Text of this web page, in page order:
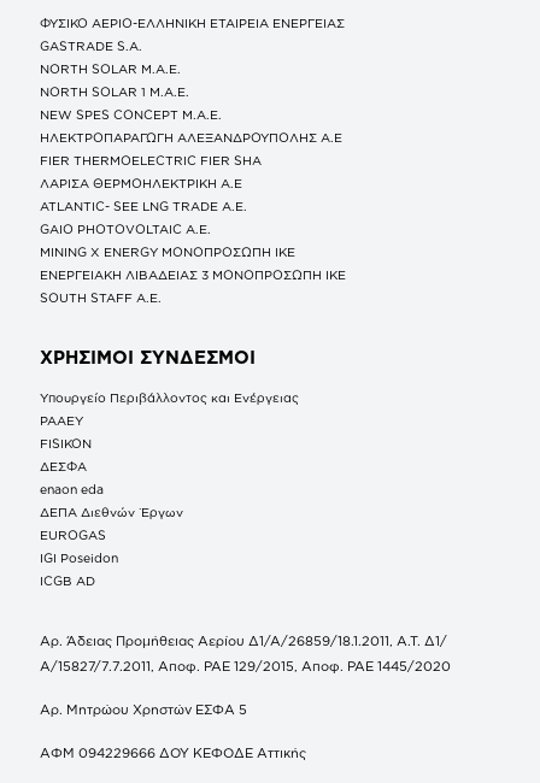
ΦΥΣΙΚΟ ΑΕΡΙΟ-ΕΛΛΗΝΙΚΗ ΕΤΑΙΡΕΙΑ ΕΝΕΡΓΕΙΑΣ
GASTRADE S.A.
NORTH SOLAR M.Α.Ε.
NORTH SOLAR 1 M.Α.Ε.
NEW SPES CONCEPT Μ.Α.Ε.
ΗΛΕΚΤΡΟΠΑΡΑΓΩΓΗ ΑΛΕΞΑΝΔΡΟΥΠΟΛΗΣ A.E
FIER THERMOELECTRIC FIER SHA
ΛΑΡΙΣΑ ΘΕΡΜΟΗΛΕΚΤΡΙΚΗ A.E
ATLANTIC- SEE LNG TRADE A.E.
GAIO PHOTOVOLTAIC Α.Ε.
MINING X ENERGY ΜΟΝΟΠΡΟΣΩΠΗ ΙΚΕ
ΕΝΕΡΓΕΙΑΚΗ ΛΙΒΑΔΕΙΑΣ 3 ΜΟΝΟΠΡΟΣΩΠΗ ΙΚΕ
SOUTH STAFF Α.Ε.
ΧΡΗΣΙΜΟΙ ΣΥΝΔΕΣΜΟΙ
Υπουργείο Περιβάλλοντος και Ενέργειας
ΡΑΑΕΥ
FISIKON
ΔΕΣΦΑ
enaon eda
ΔΕΠΑ Διεθνών Έργων
EUROGAS
IGI Poseidon
ICGB AD
Αρ. Άδειας Προμήθειας Αερίου Δ1/Α/26859/18.1.2011, Α.Τ. Δ1/
Α/15827/7.7.2011, Αποφ. ΡΑΕ 129/2015, Αποφ. ΡΑΕ 1445/2020
Αρ. Μητρώου Χρηστών ΕΣΦΑ 5
ΑΦΜ 094229666 ΔΟΥ ΚΕΦΟΔΕ Αττικής